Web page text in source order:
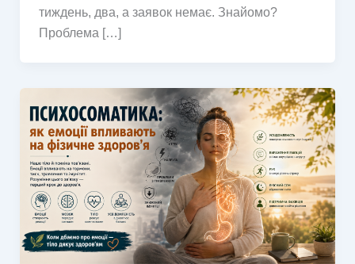
тиждень, два, а заявок немає. Знайомо?
Проблема […]